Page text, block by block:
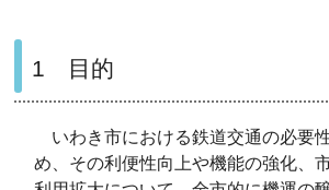
1 目的
いわき市における鉄道交通の必要
め、その利便性向上や機能の強化、